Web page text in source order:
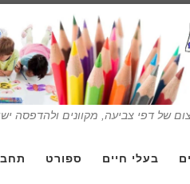
של דפי צביעה, מקוונים ולהדפסה
בעלי חיים ספורט